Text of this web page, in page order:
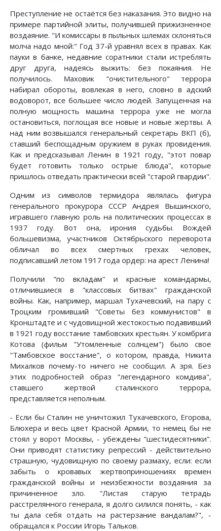
Преступление не остаётся без наказания. Это видно на
примере партийной элиты, получившей прижизненное
воздаяние. "И комиссары в пыльных шлемах склоняться
молча надо мной:" Год 37-й уравнял всех в правах. Как
пауки в банке, недавние соратники стали истреблять
друг друга, надеясь выжить: без покаяния. Не
получилось. Маховик "очистительного" террора
набирал обороты, вовлекая в него, словно в адский
водоворот, все большее число людей. Запущенная на
полную мощность машина террора уже не могла
остановиться, поглощая все новые и новые жертвы. А
над ним возвышался генеральный секретарь ВКП (б),
ставший беспощадным оружием в руках провидения.
Как и предсказывал Ленин в 1921 году, "этот повар
будет готовить только острые блюда", которые
пришлось отведать практически всей "старой гвардии".
Одним из символов термидора являлась фигура
генерального прокурора СССР Андрея Вышинского,
игравшего главную роль на политических процессах в
1937 году. Вот она, ирония судьбы. Вождей
большевизма, участников Октябрьского переворота
обличал во всех смертных грехах человек,
подписавший летом 1917 года ордер: на арест Ленина!
Получили "по вкладам" и красные командармы,
отличившиеся в "классовых битвах" гражданской
войны. Как, например, маршал Тухачевский, на пару с
Троцким громивший "Советы без коммунистов" в
Кронштадте и с чудовищной жестокостью подавивший
в 1921 году восстание тамбовских крестьян. У комбрига
Котова (фильм "Утомленные солнцем") было свое
"Тамбовское восстание", о котором, правда, Никита
Михалков почему-то ничего не сообщил. А зря. Без
этих подробностей образ "легендарного комдива",
ставшего жертвой сталинского террора,
представляется неполным.
- Если бы Сталин не уничтожил Тухачевского, Егорова,
Блюхера и весь цвет Красной Армии, то немец бы не
стоял у ворот Москвы, - убеждены "шестидесятники".
Они приводят статистику репрессий - действительно
страшную, чудовищную по своему размаху, если: если
забыть о кровавых жертвоприношениях времен
гражданской войны и неизбежности воздаяния за
причиненное зло. "Листая старую тетрадь
расстрелянного генерала, я долго силился понять, - как
ты дала себя отдать на растерзание вандалам?", -
обращался к России Игорь Тальков.